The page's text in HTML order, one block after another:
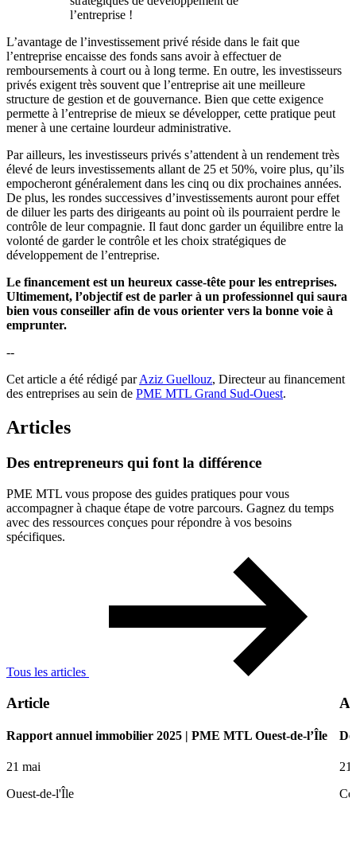
l’entreprise !
L’avantage de l’investissement privé réside dans le fait que
l’entreprise encaisse des fonds sans avoir à effectuer de
remboursements à court ou à long terme. En outre, les investisseurs
privés exigent très souvent que l’entreprise ait une meilleure
structure de gestion et de gouvernance. Bien que cette exigence
permette à l’entreprise de mieux se développer, cette pratique peut
mener à une certaine lourdeur administrative.
Par ailleurs, les investisseurs privés s’attendent à un rendement très
élevé de leurs investissements allant de 25 et 50%, voire plus, qu’ils
empocheront généralement dans les cinq ou dix prochaines années.
De plus, les rondes successives d’investissements auront pour effet
de diluer les parts des dirigeants au point où ils pourraient perdre le
contrôle de leur compagnie. Il faut donc garder un équilibre entre la
volonté de garder le contrôle et les choix stratégiques de
développement de l’entreprise.
Le financement est un heureux casse-tête pour les entreprises.
Ultimement, l’objectif est de parler à un professionnel qui saura
bien vous conseiller afin de vous orienter vers la bonne voie à
emprunter.
--
Cet article a été rédigé parAziz Guellouz, Directeur au financement
des entreprises au sein de PME MTL Grand Sud-Ouest.
Articles
Des entrepreneurs qui font la différence
PME MTL vous propose des guides pratiques pour vous
accompagner à chaque étape de votre parcours. Gagnez du temps
avec des ressources conçues pour répondre à vos besoins
spécifiques.
Tous les articles
Article
Rapport annuel immobilier 2025 | PME MTL Ouest-de-l’Île
21 mai
Ouest-de-l'Île
21